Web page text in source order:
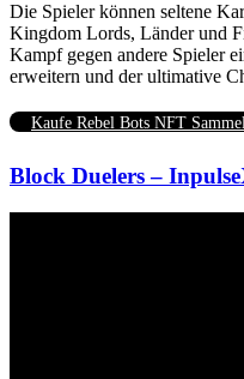
Die Spieler können seltene
Kingdom Lords, Länder und
Kampf gegen andere Spieler
erweitern und der ultimative
Kaufe Rebel Bots NFT
Block Duelers –